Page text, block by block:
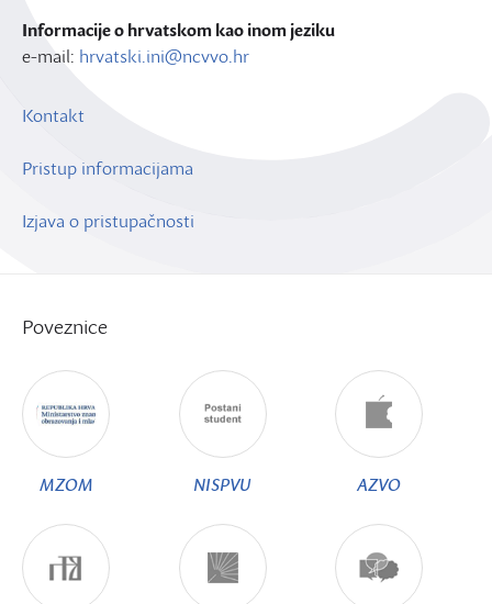
Informacije o hrvatskom kao inom jeziku
e-mail: hrvatski.ini@ncvvo.hr
Kontakt
Pristup informacijama
Izjava o pristupačnosti
Poveznice
MZOM NISPVU AZVO